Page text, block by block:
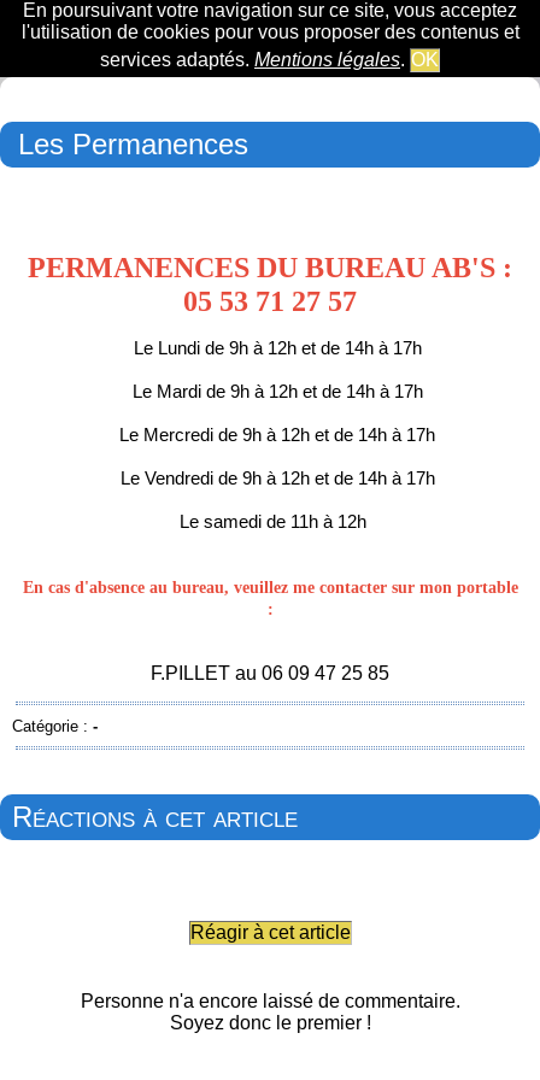
En poursuivant votre navigation sur ce site, vous acceptez
l'utilisation de cookies pour vous proposer des contenus et
services adaptés. Mentions légales. OK
Les Permanences
PERMANENCES DU BUREAU AB'S :
05 53 71 27 57
Le Lundi de 9h à 12h et de 14h à 17h
Le Mardi de 9h à 12h et de 14h à 17h
Le Mercredi de 9h à 12h et de 14h à 17h
Le Vendredi de 9h à 12h et de 14h à 17h
Le samedi de 11h à 12h
En cas d'absence au bureau, veuillez me contacter sur mon portable
:
F.PILLET au 06 09 47 25 85
Catégorie : -
Réactions à cet article
Réagir à cet article
Personne n'a encore laissé de commentaire.
Soyez donc le premier !